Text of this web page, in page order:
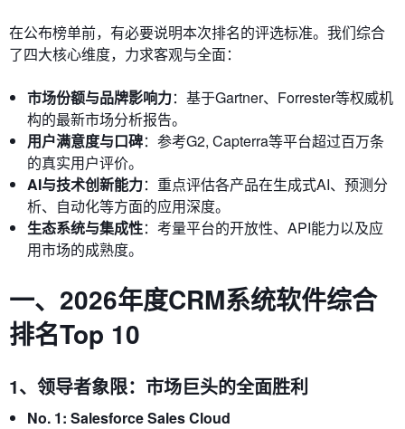
在公布榜单前，有必要说明本次排名的评选标准。我们综合
了四大核心维度，力求客观与全面：
市场份额与品牌影响力：基于Gartner、Forrester等权威机
构的最新市场分析报告。
用户满意度与口碑：参考G2, Capterra等平台超过百万条
的真实用户评价。
AI与技术创新能力：重点评估各产品在生成式AI、预测分
析、自动化等方面的应用深度。
生态系统与集成性：考量平台的开放性、API能力以及应
用市场的成熟度。
一、2026年度CRM系统软件综合
排名Top 10
1、领导者象限：市场巨头的全面胜利
No. 1: Salesforce Sales Cloud